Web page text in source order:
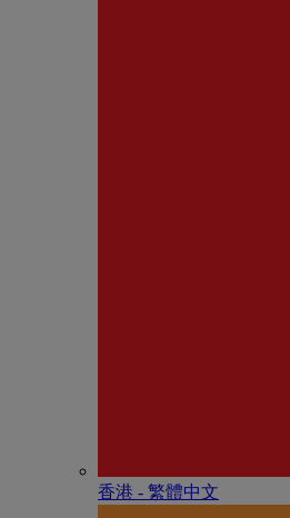
香港 - 繁體中文